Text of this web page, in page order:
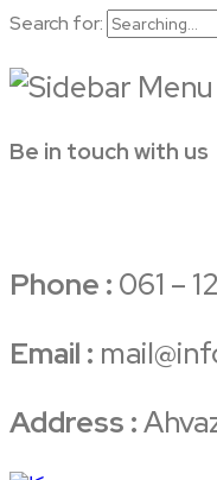
Search for:
Be in touch with us
Phone : 061 –
Email :
Address :